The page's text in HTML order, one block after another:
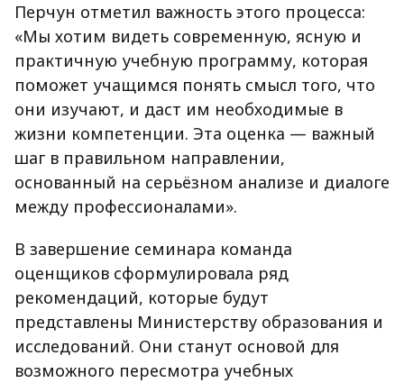
Перчун отметил важность этого процесса:
«Мы хотим видеть современную, ясную и
практичную учебную программу, которая
поможет учащимся понять смысл того, что
они изучают, и даст им необходимые в
жизни компетенции. Эта оценка — важный
шаг в правильном направлении,
основанный на серьёзном анализе и диалоге
между профессионалами».
В завершение семинара команда
оценщиков сформулировала ряд
рекомендаций, которые будут
представлены Министерству образования и
исследований. Они станут основой для
возможного пересмотра учебных